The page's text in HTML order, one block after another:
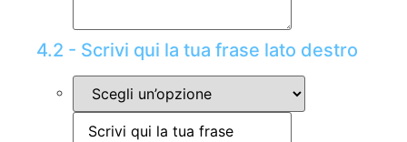
4.2 - Scrivi qui la tua frase lato destro